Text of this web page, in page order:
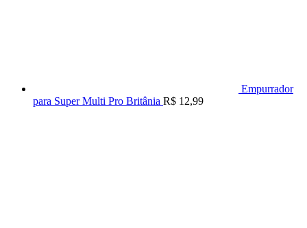
Empurrador
para Super Multi Pro Britânia R$ 12,99